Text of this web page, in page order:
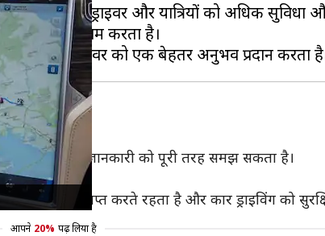
करते हुए ड्राइवर और यात्रियों को अधिक सुविधा और
की मदद से काम करता है।
से कार की हर जानकारी को पूरी तरह समझ सकता है।
प्राप्त करते रहता है और कार ड्राइविंग को
आपने 20% पढ़ लिया है